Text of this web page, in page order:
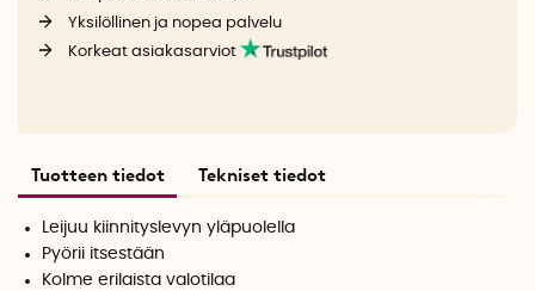
Yksilöllinen ja nopea palvelu
Korkeat asiakasarviot
Tuotteen tiedot Tekniset tiedot
Leijuu kiinnityslevyn yläpuolella
Pyörii itsestään
Kolme erilaista valotilaa